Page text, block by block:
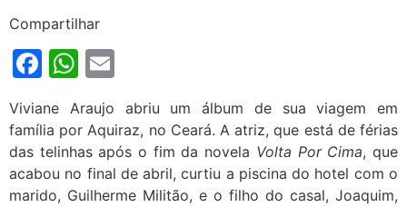
Compartilhar
Facebook
WhatsApp
Viviane Araujo abriu um álbum de sua viagem em
família por Aquiraz, no Ceará. A atriz, que está de férias
das telinhas após o fim da novela Volta Por Cima, que
acabou no final de abril, curtiu a piscina do hotel com o
marido, Guilherme Militão, e o filho do casal, Joaquim,